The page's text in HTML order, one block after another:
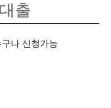
출
나 신청가능